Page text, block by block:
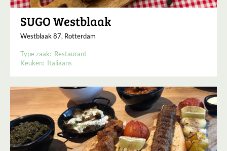
SUGO Westblaak
Westblaak 87, Rotterdam
Type zaak: Restaurant
Keuken: Italiaans